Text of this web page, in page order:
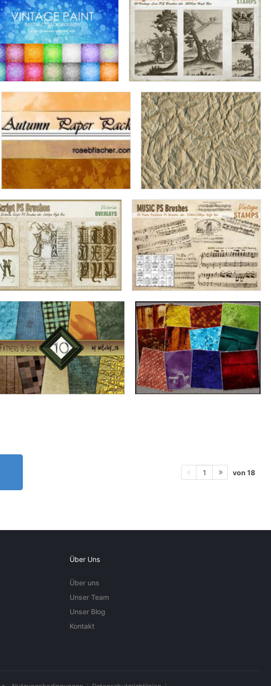
1 von 18
Über Uns
Über uns
Unser Team
Unser Blog
Kontakt